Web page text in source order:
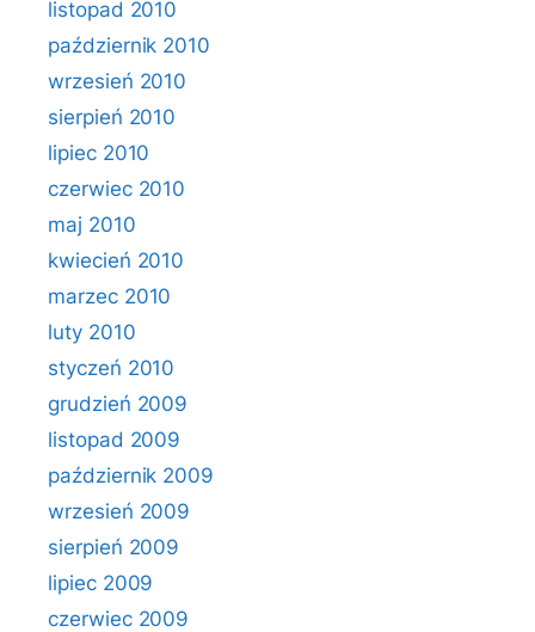
listopad 2010
październik 2010
wrzesień 2010
sierpień 2010
lipiec 2010
czerwiec 2010
maj 2010
kwiecień 2010
marzec 2010
luty 2010
styczeń 2010
grudzień 2009
listopad 2009
październik 2009
wrzesień 2009
sierpień 2009
lipiec 2009
czerwiec 2009